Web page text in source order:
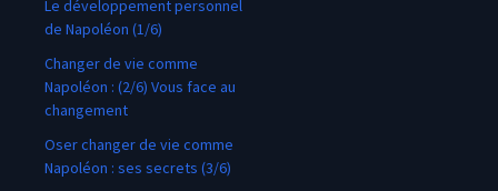
Le développement personnel
de Napoléon (1/6)
Changer de vie comme
Napoléon : (2/6) Vous face au
changement
Oser changer de vie comme
Napoléon : ses secrets (3/6)